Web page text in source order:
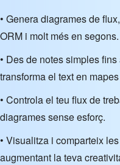
• Genera diagrames de
ORM i molt més en segons.
• Des de notes simples
transforma el text en
• Controla el teu flux de
diagrames sense esforç.
• Visualitza i comparteix
augmentant la teva